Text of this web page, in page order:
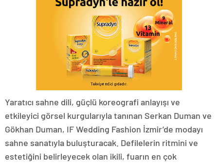
Yaratıcı sahne dili, güçlü koreografi anlayışı ve
etkileyici görsel kurgularıyla tanınan Serkan Duman ve
Gökhan Duman, IF Wedding Fashion İzmir’de modayı
sahne sanatıyla buluşturacak. Defilelerin ritmini ve
estetiğini belirleyecek olan ikili, fuarın en çok